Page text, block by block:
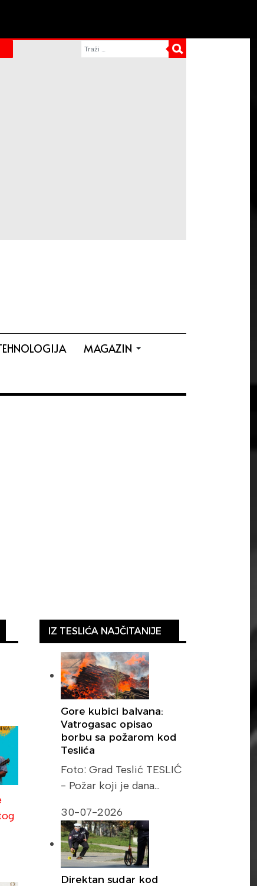
MAGAZIN
IZ TESLIĆA NAJČITANIJE
Gore kubici balvana:
Vatrogasac opisao
borbu sa požarom kod
Teslića
Foto: Grad Teslić TESLIĆ
- Požar koji je dana…
30-07-2026
Direktan sudar kod